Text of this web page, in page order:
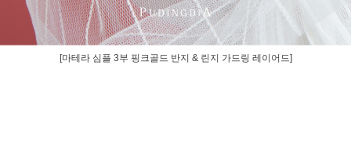
[마테라 심플 3부 핑크골드 반지 & 린지 가드링 레이어드]